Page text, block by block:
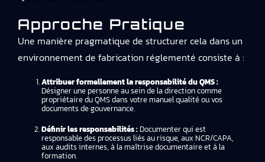
Approche Pratique
Une manière pragmatique de structurer cela dans un
environnement de fabrication réglementé consiste à :
Attribuer formellement la responsabilité du QMS :
Désigner une personne au sein de la direction comme
propriétaire du QMS dans votre manuel qualité ou vos
documents de gouvernance.
Définir les responsabilités : Documenter qui est
responsable des processus liés au risque, aux NCR/CAPA,
aux audits internes, à la maîtrise documentaire et à la
formation.